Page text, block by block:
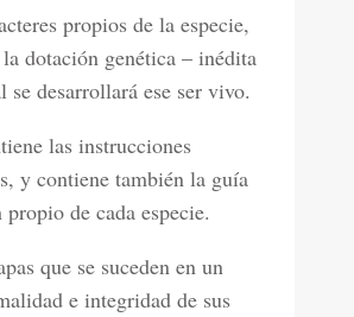
propios de la especie,
dotación genética – inédita
desarrollará ese ser vivo.
las instrucciones
y contiene también la guía
de cada especie.
que se suceden en un
e integridad de sus